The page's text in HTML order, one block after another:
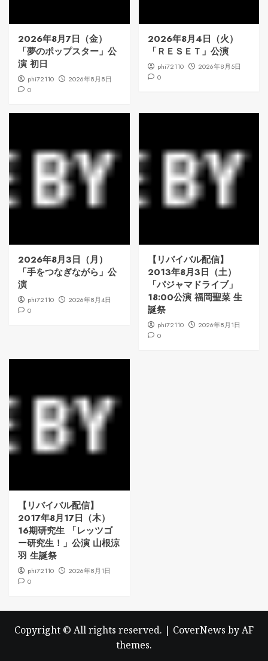
2026年8月7日（金）
「夢のポップスター」公
演 初日
phi72110
2026年8月8日
0
2026年8月4日（火）
「ＲＥＳＥＴ」公演
phi72110
2026年8月5日
0
2026年8月3日（月）
「手をつなぎながら」公
演
phi72110
2026年8月4日
0
【リバイバル配信】
2013年8月3日（土）
「パジャマドライブ」
18:00公演 福岡聖菜 生
誕祭
phi72110
2026年8月1日
0
【リバイバル配信】
2017年8月17日（木）
16期研究生 「レッツゴ
ー研究生！」公演 山根涼
羽 生誕祭
phi72110
2026年8月1日
0
Copyright © All rights reserved. | CoverNews by AF
themes.